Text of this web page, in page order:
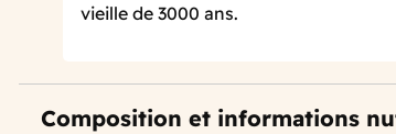
vieille de 3000 ans.
Composition et informations